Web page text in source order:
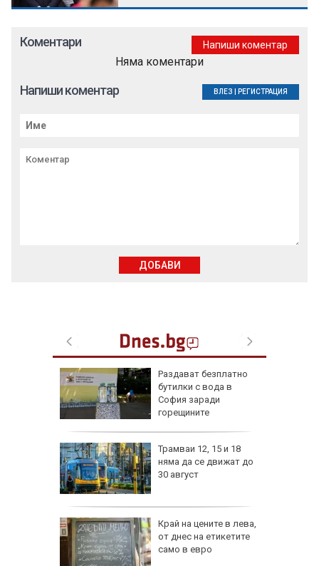
Раздават безплатно
бутилки с вода в
София заради
горещините
Трамваи 12, 15 и 18
няма да се движат до
30 август
Край на цените в лева,
от днес на етикетите
само в евро
Коментари Напиши коментар
Няма коментари
Напиши коментар ВЛЕЗ РЕГИСТРАЦИЯ
ДОБАВИ